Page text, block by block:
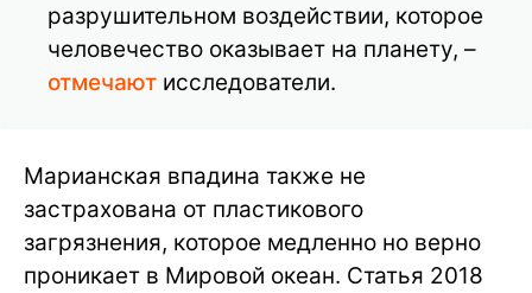
разрушительном воздействии, которое
человечество оказывает на планету, –
отмечают исследователи.
Марианская впадина также не
застрахована от пластикового
загрязнения, которое медленно но верно
проникает в Мировой океан. Статья 2018